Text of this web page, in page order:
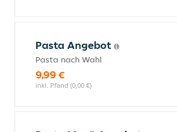
Pasta Angebot
Pasta nach Wahl
9,99 €
inkl. Pfand (0,00 €)